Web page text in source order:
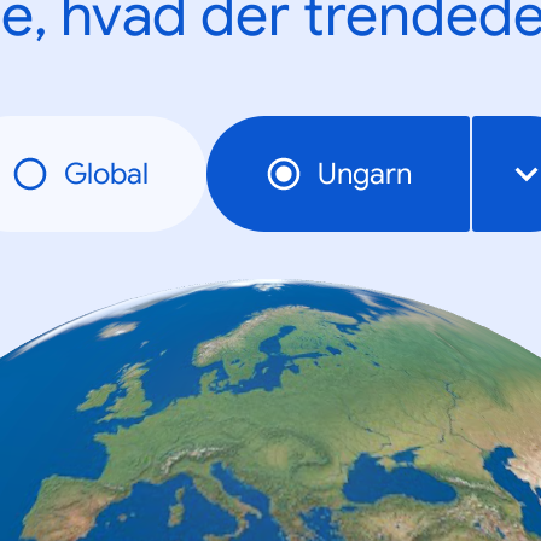
hvad der
Global Ungarn